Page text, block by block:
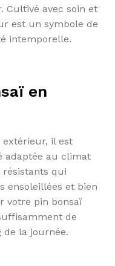
Cultivé avec soin et
est un symbole de
intemporelle.
en
il est
adaptée au climat
résistants qui
ensoleillées et bien
votre pin bonsaï
de
la journée.